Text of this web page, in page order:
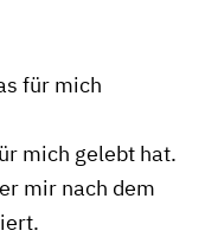
für mich
mich gelebt hat.
mir nach dem